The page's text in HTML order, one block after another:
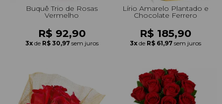
Buquê Trio de Rosas
Vermelho
R$ 92,90
3x de R$ 30,97 sem juros
Lírio Amarelo Plantado e
Chocolate Ferrero
R$ 185,90
3x de R$ 61,97 sem juros